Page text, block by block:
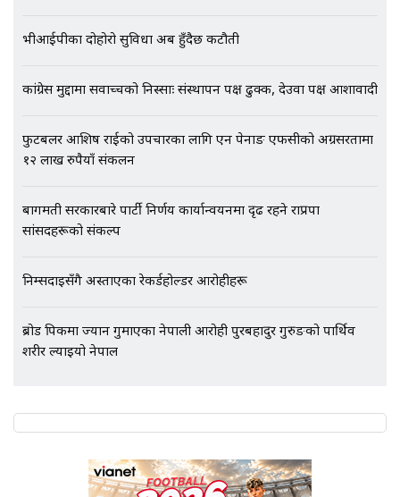
भीआईपीका दोहोरो सुविधा अब हुँदैछ कटौती
कांग्रेस मुद्दामा सर्वोच्चको निस्साः संस्थापन पक्ष ढुक्क, देउवा पक्ष आशावादी
फुटबलर आशिष राईको उपचारका लागि एन पेनाङ एफसीको अग्रसरतामा
१२ लाख रुपैयाँ संकलन
बागमती सरकारबारे पार्टी निर्णय कार्यान्वयनमा दृढ रहने राप्रपा
सांसदहरूको संकल्प
निम्सदाइसँगै अस्ताएका रेकर्डहोल्डर आरोहीहरू
ब्रोड पिकमा ज्यान गुमाएका नेपाली आरोही पुरबहादुर गुरुङको पार्थिव
शरीर ल्याइयो नेपाल